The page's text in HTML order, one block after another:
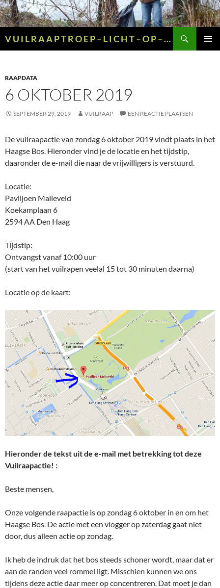
Ga
naar
de
inhoud
V U I L R A A P T R O E P – L I C H T – O P – G R O E N – E N – G E E L
RAAPDATA
6 OKTOBER 2019
SEPTEMBER 29, 2019 VUILRAAP EEN REACTIE PLAATSEN
De vuilraapactie van zondag 6 oktober 2019 vindt plaats in het
Haagse Bos. Hieronder vind je de locatie en het tijdstip,
daaronder de e-mail die naar de vrijwilligers is verstuurd.
Locatie:
Paviljoen Malieveld
Koekamplaan 6
2594 AA Den Haag
Tijdstip:
Ontvangst vanaf 10:00 uur
(start van het vuilrapen veelal 15 tot 30 minuten daarna)
Locatie op de kaart:
Hieronder de tekst uit de e-mail met betrekking tot deze
Vuilraapactie! :
Beste mensen,
Onze volgende raapactie is op zondag 6 oktober in en om het
Haagse Bos. De actie met een vlogger op zaterdag gaat niet
door, dus alleen actie op zondag.
Ik heb de indruk dat het bos steeds schoner wordt, maar dat er
aan de randen veel rommel ligt. Misschien kunnen we ons
tijdens deze actie daar meer op concentreren. Dat moet je dan